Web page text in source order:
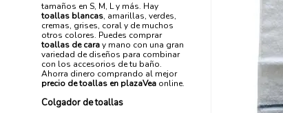
tamaños en S, M, L y más. Hay
toallas blancas, amarillas, verdes,
cremas, grises, coral y de muchos
otros colores. Puedes comprar
toallas de caray mano con una gran
variedad de diseños para combinar
con los accesorios de tu baño.
Ahorra dinero comprando al mejor
precio de toallas en plazaVea online.
Colgador de toallas